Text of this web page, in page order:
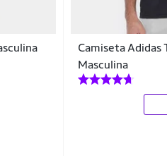
Camiseta Adidas
Masculina